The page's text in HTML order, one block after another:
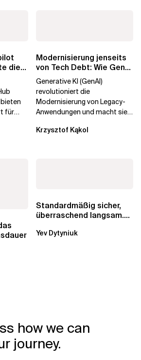
die
für
Modernisierung jenseits
von Tech Debt: Wie GenAI
die
Generative KI (GenAI)
revolutioniert die
Modernisierung von Legacy-
Anwendungen und macht sie
Durch die Automatisierung...
Krzysztof Kąkol
Standardmäßig sicher,
überraschend langsam.
über die RDS...
Yev Dytyniuk
how we can
journey.